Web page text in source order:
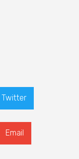
Twitter
Email